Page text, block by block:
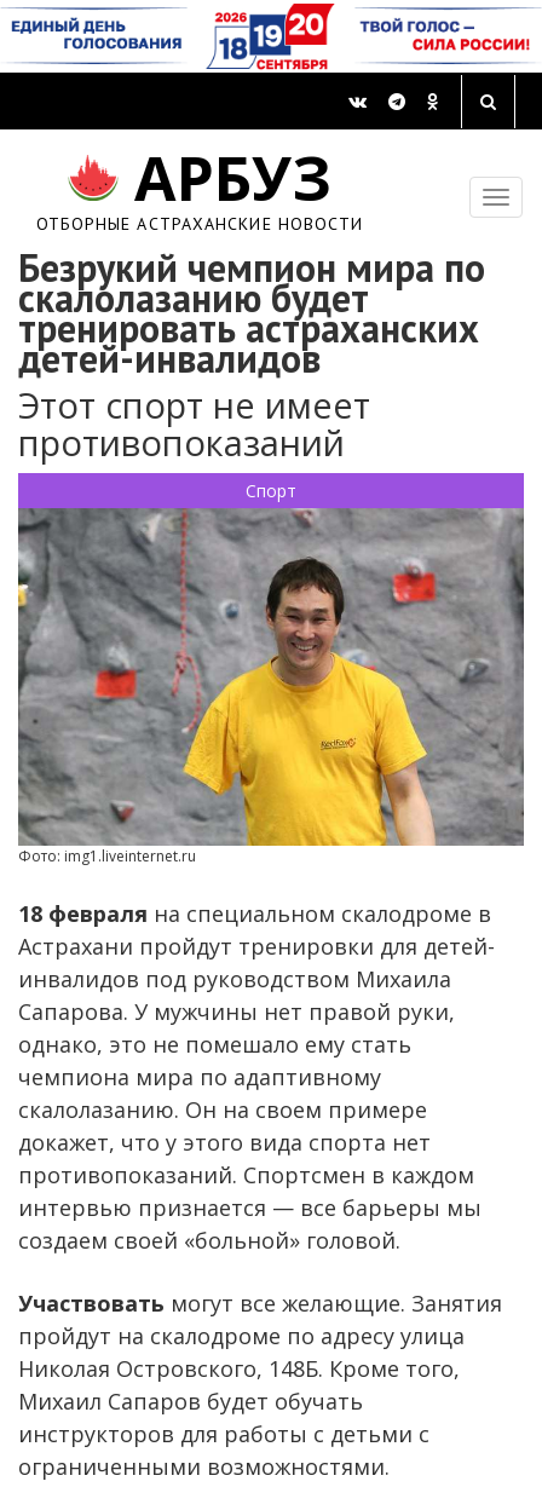
АРБУЗ
ОТБОРНЫЕ АСТРАХАНСКИЕ НОВОСТИ
Безрукий чемпион мира по
скалолазанию будет
тренировать астраханских
детей-инвалидов
Этот спорт не имеет
противопоказаний
Спорт
Фото: img1.liveinternet.ru
18 февраля на специальном скалодроме в
Астрахани пройдут тренировки для детей-
инвалидов под руководством Михаила
Сапарова. У мужчины нет правой руки,
однако, это не помешало ему стать
чемпиона мира по адаптивному
скалолазанию. Он на своем примере
докажет, что у этого вида спорта нет
противопоказаний. Спортсмен в каждом
интервью признается — все барьеры мы
создаем своей «больной» головой.
Участвовать могут все желающие. Занятия
пройдут на скалодроме по адресу улица
Николая Островского, 148Б. Кроме того,
Михаил Сапаров будет обучать
инструкторов для работы с детьми с
ограниченными возможностями.